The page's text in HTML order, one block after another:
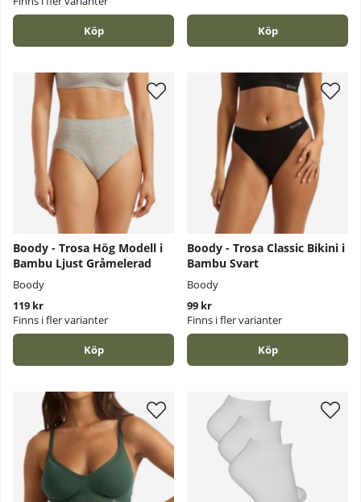
Köp Köp
Boody - Trosa Hög Modell i
Bambu Ljust Gråmelerad
Boody
119 kr
Finns i fler varianter
Köp
Boody - Trosa Classic Bikini i
Bambu Svart
Boody
99 kr
Finns i fler varianter
Köp